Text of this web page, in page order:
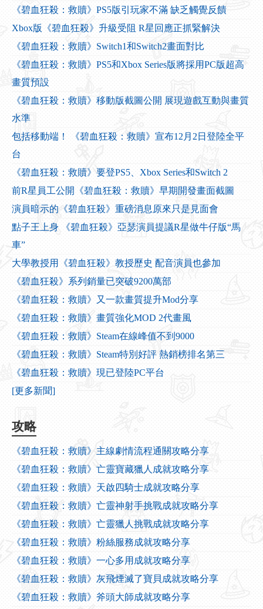
《碧血狂殺：救贖》PS5版引玩家不滿 缺乏觸覺反饋
Xbox版《碧血狂殺》升級受阻 R星回應正抓緊解決
《碧血狂殺：救贖》Switch1和Switch2畫面對比
《碧血狂殺：救贖》PS5和Xbox Series版將採用PC版超高
畫質預設
《碧血狂殺：救贖》移動版截圖公開 展現遊戲互動與畫質
水準
包括移動端！ 《碧血狂殺：救贖》宣布12月2日登陸全平
台
《碧血狂殺：救贖》要登PS5、Xbox Series和Switch 2
前R星員工公開《碧血狂殺：救贖》早期開發畫面截圖
演員暗示的《碧血狂殺》重磅消息原來只是見面會
點子王上身 《碧血狂殺》亞瑟演員提議R星做牛仔版“馬
車”
大學教授用《碧血狂殺》教授歷史 配音演員也參加
《碧血狂殺》系列銷量已突破9200萬部
《碧血狂殺：救贖》又一款畫質提升Mod分享
《碧血狂殺：救贖》畫質強化MOD 2代畫風
《碧血狂殺：救贖》Steam在線峰值不到9000
《碧血狂殺：救贖》Steam特別好評 熱銷榜排名第三
《碧血狂殺：救贖》現已登陸PC平台
[更多新聞]
攻略
《碧血狂殺：救贖》主線劇情流程通關攻略分享
《碧血狂殺：救贖》亡靈寶藏獵人成就攻略分享
《碧血狂殺：救贖》天啟四騎士成就攻略分享
《碧血狂殺：救贖》亡靈神射手挑戰成就攻略分享
《碧血狂殺：救贖》亡靈獵人挑戰成就攻略分享
《碧血狂殺：救贖》粉絲服務成就攻略分享
《碧血狂殺：救贖》一心多用成就攻略分享
《碧血狂殺：救贖》灰飛煙滅了寶貝成就攻略分享
《碧血狂殺：救贖》斧頭大師成就攻略分享